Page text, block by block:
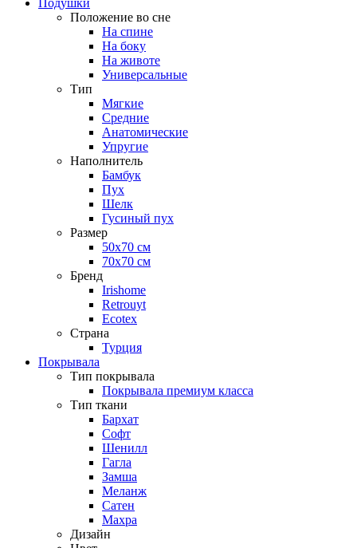
Подушки
Положение во сне
На спине
На боку
На животе
Универсальные
Тип
Мягкие
Средние
Анатомические
Упругие
Наполнитель
Бамбук
Пух
Шелк
Гусиный пух
Размер
50х70 см
70х70 см
Бренд
Irishome
Retrouyt
Ecotex
Cтрана
Турция
Покрывала
Тип покрывала
Покрывала премиум класса
Тип ткани
Бархат
Софт
Шенилл
Гагла
Замша
Меланж
Сатен
Махра
Дизайн